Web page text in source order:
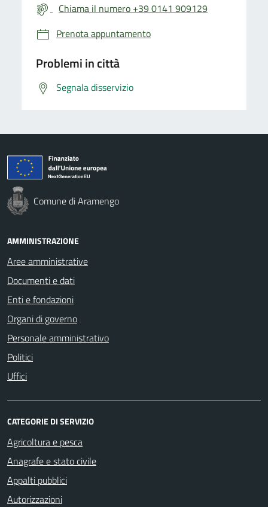
Chiama il numero +39 0141 909129
Prenota appuntamento
Problemi in città
Segnala disservizio
Comune di Aramengo
AMMINISTRAZIONE
Aree amministrative
Documenti e dati
Enti e fondazioni
Organi di governo
Personale amministrativo
Politici
Uffici
CATEGORIE DI SERVIZIO
Agricoltura e pesca
Anagrafe e stato civile
Appalti pubblici
Autorizzazioni